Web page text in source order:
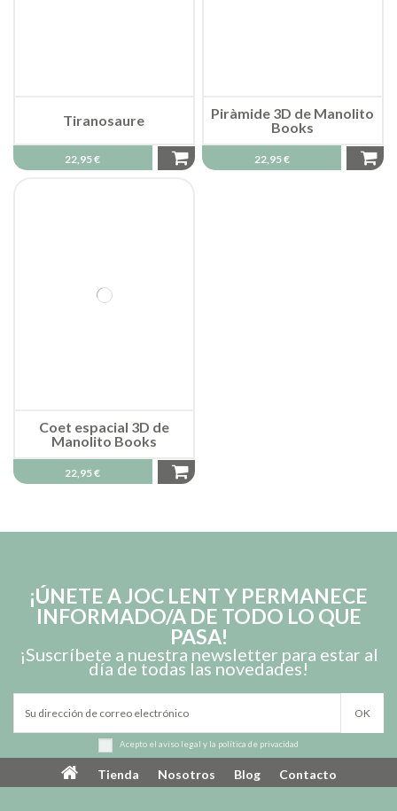
Tiranosaure
22,95 €
Piràmide 3D de Manolito
Books
22,95 €
Coet espacial 3D de
Manolito Books
22,95 €
¡ÚNETE A JOC LENT Y PERMANECE
INFORMADO/A DE TODO LO QUE
PASA!
¡Suscríbete a nuestra newsletter para estar al
día de todas las novedades!
Acepto el aviso legal y la política de privacidad
Tienda Nosotros Blog Contacto